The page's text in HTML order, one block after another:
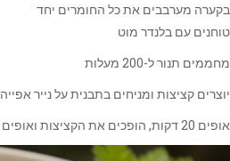
בקערה מערבבים את כל החומרים יחד
טוחנים עם בלנדר מוט
מחממים תנור ל-200 מעלות
יוצרים קציצות ומניחים בתבנית על נייר אפייה
אופים 20 דקות, הופכים את הקציצות ואופים 10 דקות נוספות